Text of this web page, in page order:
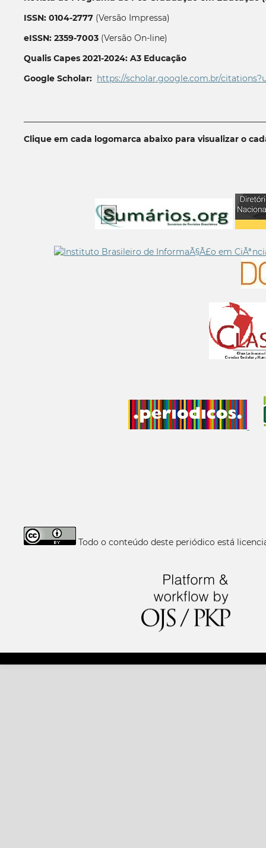
ISSN: 0104-2777(Versão Impressa)
eISSN: 2359-7003(Versão On-line)
Qualis Capes 2021-2024: A3 Educação
Google Scholar: https://scholar.google.com.br/
Clique em cada logomarca abaixo para visualizar o
Todo o conteúdo deste periódico está